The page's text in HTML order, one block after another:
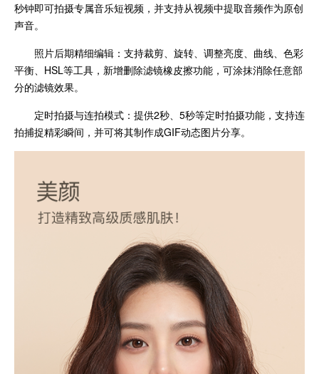
秒钟即可拍摄专属音乐短视频，并支持从视频中提取音频作为原创
声音。
照片后期精细编辑：支持裁剪、旋转、调整亮度、曲线、色彩
平衡、HSL等工具，新增删除滤镜橡皮擦功能，可涂抹消除任意部
分的滤镜效果。
定时拍摄与连拍模式：提供2秒、5秒等定时拍摄功能，支持连
拍捕捉精彩瞬间，并可将其制作成GIF动态图片分享。